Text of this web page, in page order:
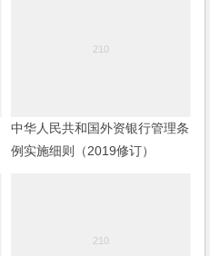
中华人民共和国外资银行管理条
例实施细则（2019修订）